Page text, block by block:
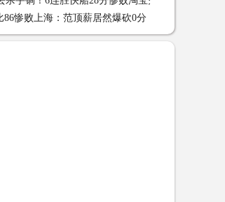
86惨败上海：范顶薪居然爆砍0分，还不如打NBA